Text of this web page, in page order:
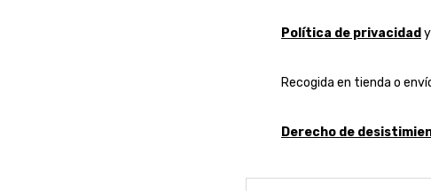
Política de privacidad y
Recogida en tienda o
Derecho de